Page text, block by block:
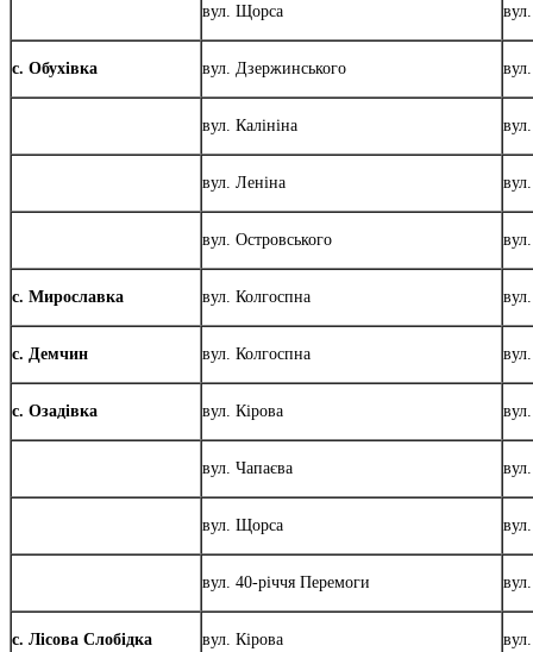
вул. Щорса
с. Обухівка вул. Дзержинського
вул. Калініна
вул. Леніна
вул. Островського
с. Мирославка вул. Колгоспна
с. Демчин вул. Колгоспна
с. Озадівка вул. Кірова
вул. Чапаєва
вул. Щорса
вул. 40-річчя Перемоги
с. Лісова Слобідка вул. Кірова